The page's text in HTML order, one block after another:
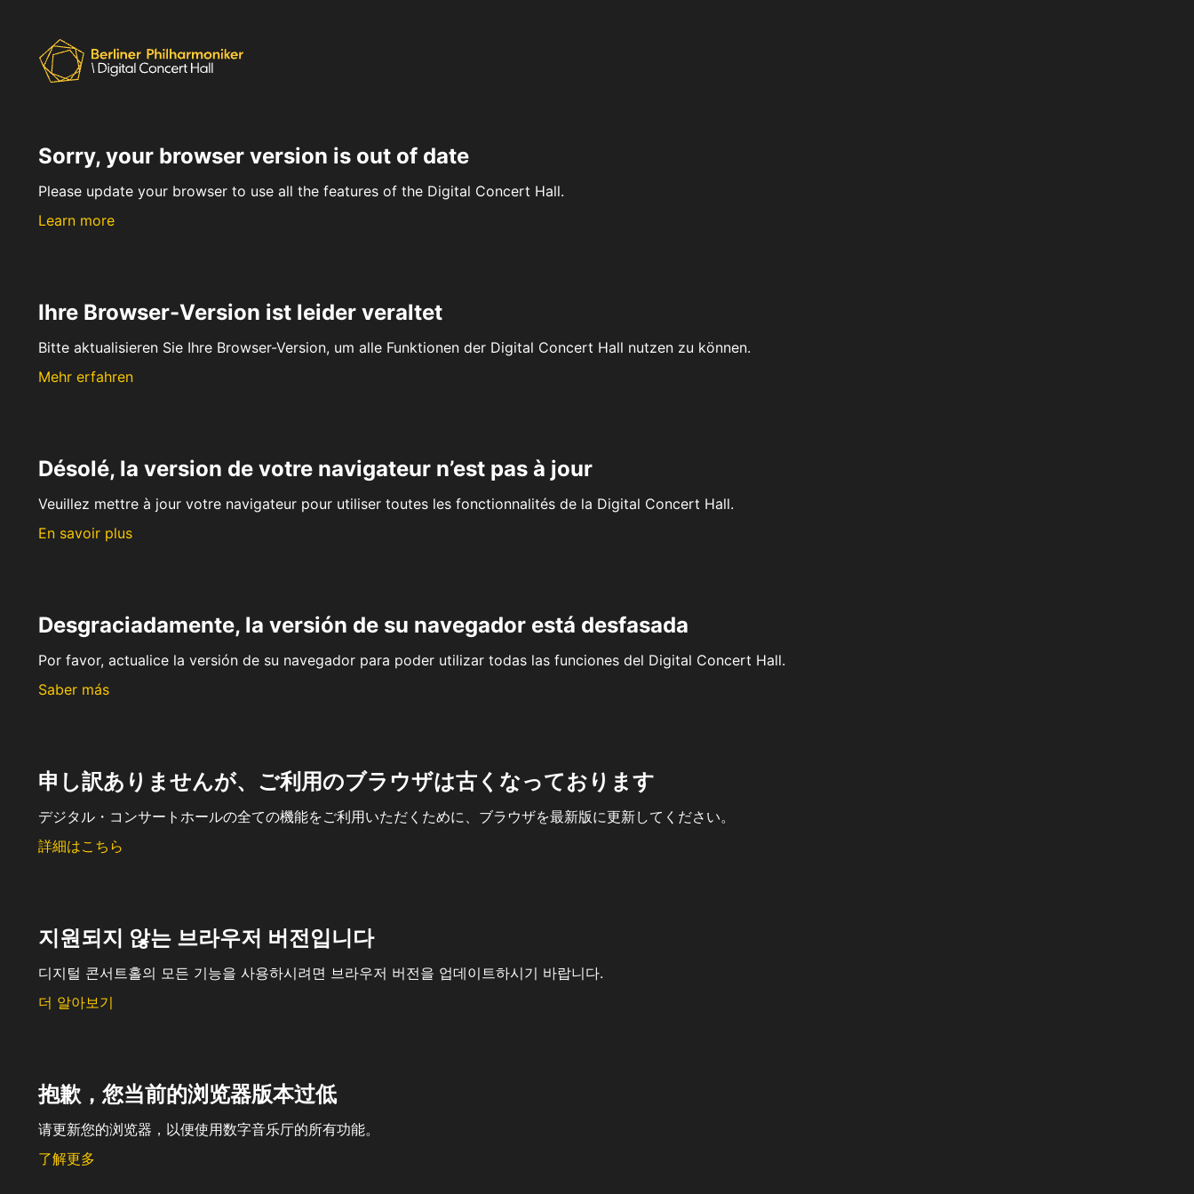
Sorry, your browser version is out of date
Please update your browser to use all the features of the Digital Concert Hall.
Learn more
Ihre Browser-Version ist leider veraltet
Bitte aktualisieren Sie Ihre Browser-Version, um alle Funktionen der Digital Concert Hall nutzen zu können.
Mehr erfahren
Désolé, la version de votre navigateur n’est pas à jour
Veuillez mettre à jour votre navigateur pour utiliser toutes les fonctionnalités de la Digital Concert Hall.
En savoir plus
Desgraciadamente, la versión de su navegador está desfasada
Por favor, actualice la versión de su navegador para poder utilizar todas las funciones del Digital Concert Hall.
Saber más
申し訳ありませんが、ご利用のブラウザは古くなっております
デジタル・コンサートホールの全ての機能をご利用いただくために、ブラウザを最新版に更新してください。
詳細はこちら
지원되지 않는 브라우저 버전입니다
디지털 콘서트홀의 모든 기능을 사용하시려면 브라우저 버전을 업데이트하시기 바랍니다.
더 알아보기
抱歉，您当前的浏览器版本过低
请更新您的浏览器，以便使用数字音乐厅的所有功能。
了解更多